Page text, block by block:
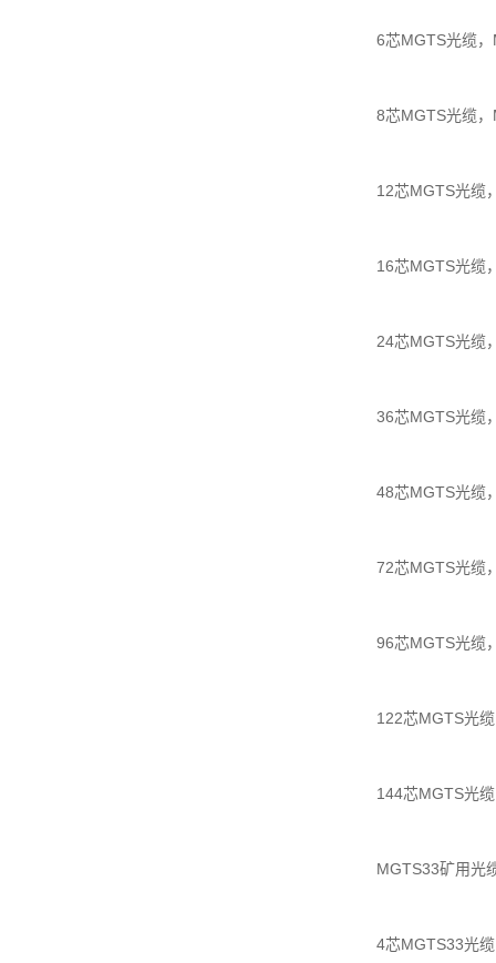
6芯MGTS光缆
8芯MGTS光缆
12芯MGTS光缆
16芯MGTS光缆
24芯MGTS光缆
36芯MGTS光缆
48芯MGTS光缆
72芯MGTS光缆
96芯MGTS光缆
122芯MGTS光
144芯MGTS光
MGTS33矿用光
4芯MGTS33光